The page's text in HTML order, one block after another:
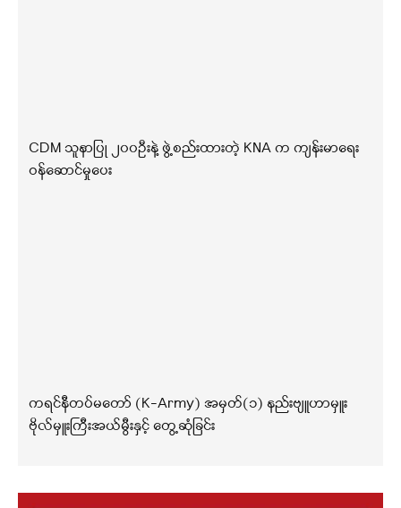
CDM သူနာပြု ၂၀၀ဦးနဲ့ ဖွဲ့စည်းထားတဲ့ KNA က ကျန်းမာရေး
ဝန်ဆောင်မှုပေး
ကရင်နီတပ်မတော် (K-Army) အမှတ်(၁) နည်းဗျူဟာမှူး
ဗိုလ်မှူးကြီးအယ်မွီးနှင့် တွေ့ဆုံခြင်း